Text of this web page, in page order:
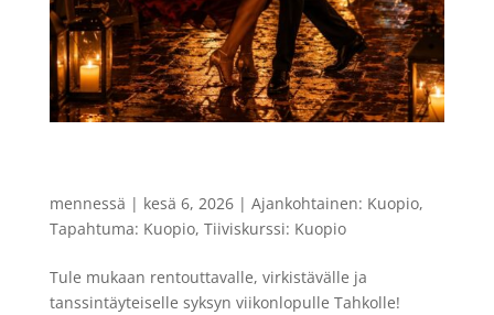
mennessä | kesä 6, 2026| Ajankohtainen: Kuopio,
Tapahtuma: Kuopio, Tiiviskurssi: Kuopio
Tule mukaan rentouttavalle, virkistävälle ja
tanssintäyteiselle syksyn viikonlopulle Tahkolle!